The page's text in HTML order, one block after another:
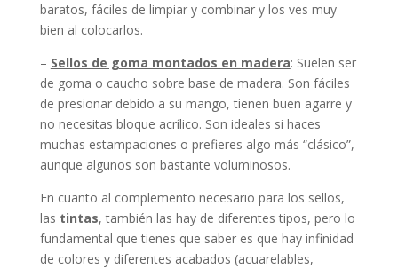
baratos, fáciles de limpiar y combinar y los ves muy
bien al colocarlos.
– Sellos de goma montados en madera: Suelen ser
de goma o caucho sobre base de madera. Son fáciles
de presionar debido a su mango, tienen buen agarre y
no necesitas bloque acrílico. Son ideales si haces
muchas estampaciones o prefieres algo más “clásico”,
aunque algunos son bastante voluminosos.
En cuanto al complemento necesario para los sellos,
las tintas, también las hay de diferentes tipos, pero lo
fundamental que tienes que saber es que hay infinidad
de colores y diferentes acabados (acuarelables,